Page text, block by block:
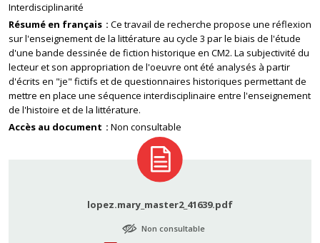
Interdisciplinarité
Résumé en français
Ce travail de recherche propose une réflexion
sur l'enseignement de la littérature au cycle 3 par le biais de l'étude
d'une bande dessinée de fiction historique en CM2. La subjectivité du
lecteur et son appropriation de l'oeuvre ont été analysés à partir
d'écrits en "je" fictifs et de questionnaires historiques permettant de
mettre en place une séquence interdisciplinaire entre l'enseignement
de l'histoire et de la littérature.
Accès au document
Non consultable
lopez.mary_master2_41639.pdf
Non consultable